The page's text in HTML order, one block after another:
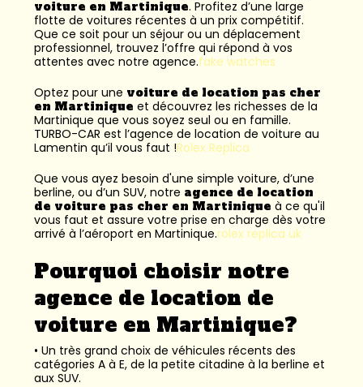
voiture en Martinique. Profitez d’une large
flotte de voitures récentes à un prix compétitif.
Que ce soit pour un séjour ou un déplacement
professionnel, trouvez l’offre qui répond à vos
attentes avec notre agence.fake watches
Optez pour une voiture de location pas cher
en Martinique et découvrez les richesses de la
Martinique que vous soyez seul ou en famille.
TURBO-CAR est l’agence de location de voiture au
Lamentin qu’il vous faut !Rolex Replica
Que vous ayez besoin d'une simple voiture, d’une
berline, ou d’un SUV, notre agence de location
de voiture pas cher en Martinique à ce qu'il
vous faut et assure votre prise en charge dès votre
arrivé à l’aéroport en Martinique.rolex replica uk
Pourquoi choisir notre
agence de location de
voiture en Martinique?
• Un très grand choix de véhicules récents des
catégories A à E, de la petite citadine à la berline et
aux SUV.